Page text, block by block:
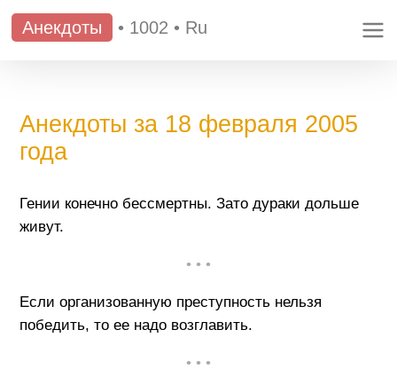
Анекдоты • 1002 • Ru
Анекдоты за 18 февраля 2005
года
Гении конечно бессмертны. Зато дураки дольше
живут.
• • •
Если организованную преступность нельзя
победить, то ее надо возглавить.
• • •